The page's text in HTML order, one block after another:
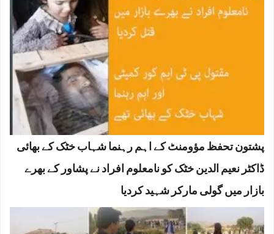
پشتون تحفظ مؤومنٹ کے اہم رہنما شہاب خٹک کے بھائی
ڈاکٹر نعیم الدین خٹک کو نامعلوم افراد نے پشاور کے بھرے
بازار میں گولی مارکر شہید کردیا